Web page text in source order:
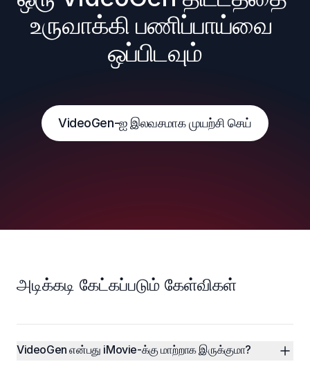
உருவாக்கி பணிப்பாய்வை
ஒப்பிடவும்
VideoGen-ஐ இலவசமாக முயற்சி செய்
அடிக்கடி கேட்கப்படும் கேள்விகள்
VideoGen என்பது iMovie-க்கு மாற்றாக இருக்குமா?